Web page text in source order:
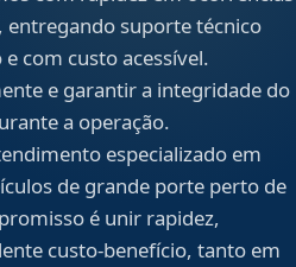
entregando suporte técnico
com custo acessível.
e garantir a integridade do
a operação.
especializado em
de grande porte perto de
é unir rapidez,
custo-benefício, tanto em